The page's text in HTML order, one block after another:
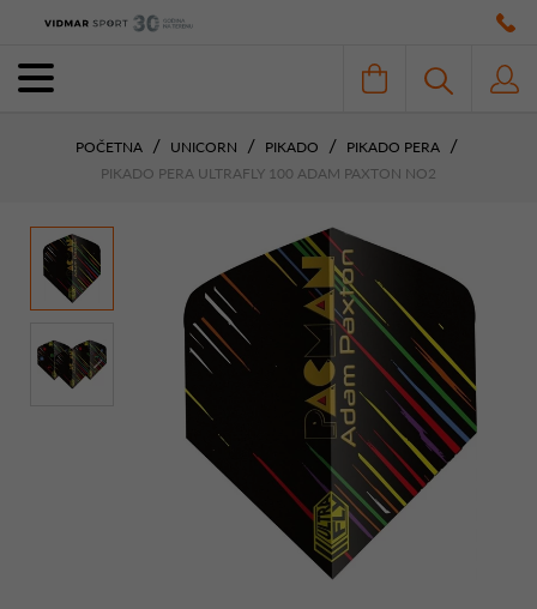
POČETNA UNICORN PIKADO
PIKADO PERA
PIKADO PERA ULTRAFLY 100 ADAM PAXTON NO2